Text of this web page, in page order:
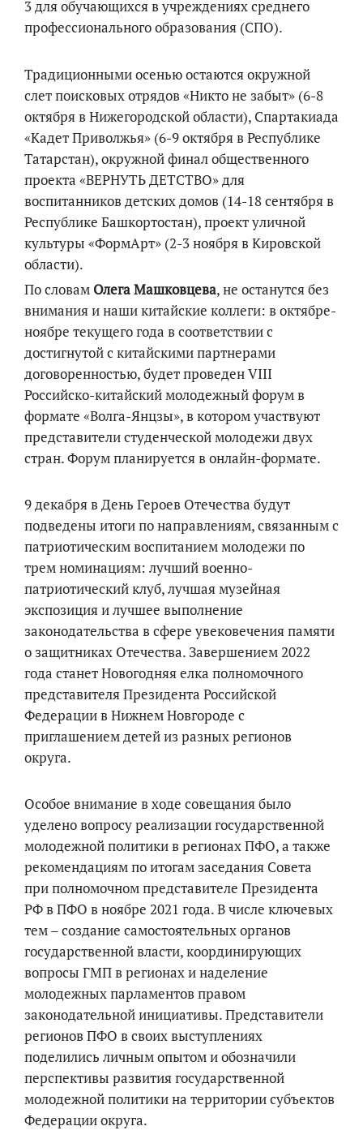
3 для обучающихся в учреждениях среднего
профессионального образования (СПО).
Традиционными осенью остаются окружной
слет поисковых отрядов «Никто не забыт» (6-8
октября в Нижегородской области), Спартакиада
«Кадет Приволжья» (6-9 октября в Республике
Татарстан), окружной финал общественного
проекта «ВЕРНУТЬ ДЕТСТВО» для
воспитанников детских домов (14-18 сентября в
Республике Башкортостан), проект уличной
культуры «ФормАрт» (2-3 ноября в Кировской
области).
По словам Олега Машковцева, не останутся без
внимания и наши китайские коллеги: в октябре-
ноябре текущего года в соответствии с
достигнутой с китайскими партнерами
договоренностью, будет проведен VIII
Российско-китайский молодежный форум в
формате «Волга-Янцзы», в котором участвуют
представители студенческой молодежи двух
стран. Форум планируется в онлайн-формате.
9 декабря в День Героев Отечества будут
подведены итоги по направлениям, связанным с
патриотическим воспитанием молодежи по
трем номинациям: лучший военно-
патриотический клуб, лучшая музейная
экспозиция и лучшее выполнение
законодательства в сфере увековечения памяти
о защитниках Отечества. Завершением 2022
года станет Новогодняя елка полномочного
представителя Президента Российской
Федерации в Нижнем Новгороде с
приглашением детей из разных регионов
округа.
Особое внимание в ходе совещания было
уделено вопросу реализации государственной
молодежной политики в регионах ПФО, а также
рекомендациям по итогам заседания Совета
при полномочном представителе Президента
РФ в ПФО в ноябре 2021 года. В числе ключевых
тем – создание самостоятельных органов
государственной власти, координирующих
вопросы ГМП в регионах и наделение
молодежных парламентов правом
законодательной инициативы. Представители
регионов ПФО в своих выступлениях
поделились личным опытом и обозначили
перспективы развития государственной
молодежной политики на территории субъектов
Федерации округа.